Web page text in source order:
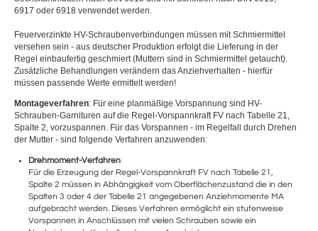
6917 oder 6918 verwendet werden.
Feuerverzinkte HV-Schraubenverbindungen müssen mit Schmiermittel
versehen sein - aus deutscher Produktion erfolgt die Lieferung in der
Regel einbaufertig geschmiert (Muttern sind in Schmiermittel getaucht).
Zusätzliche Behandlungen verändern das Anziehverhalten - hierfür
müssen passende Werte ermittelt werden!
Montageverfahren: Für eine planmäßige Vorspannung sind HV-
Schrauben-Garnituren auf die Regel-Vorspannkraft FV nach Tabelle 21,
Spalte 2, vorzuspannen. Für das Vorspannen - im Regelfall durch Drehen
der Mutter - sind folgende Verfahren anzuwenden:
Drehmoment-Verfahren
Für die Erzeugung der Regel-Vorspannkraft FV nach Tabelle 21,
Spalte 2 müssen in Abhängigkeit vom Oberflächenzustand die in den
Spalten 3 oder 4 der Tabelle 21 angegebenen Anziehmomente MA
aufgebracht werden. Dieses Verfahren ermöglicht ein stufenweise
Vorspannen in Anschlüssen mit vielen Schrauben sowie ein